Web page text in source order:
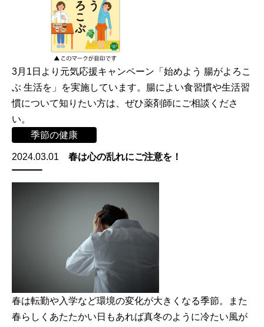
3月1日より元気応援キャンペーン「始めよう 腸がよろこ
ぶ 生活を」を実施しています。腸によい食習慣や生活習
慣について知りたい方は、ぜひ薬剤師にご相談くださ
い。
季節の健康
2024.03.01 春は心の乱れにご注意を！
春は転勤や入学など環境の変化が大きくなる季節。また
春らしくあたたかい日もあれば真冬のように冷たい風が